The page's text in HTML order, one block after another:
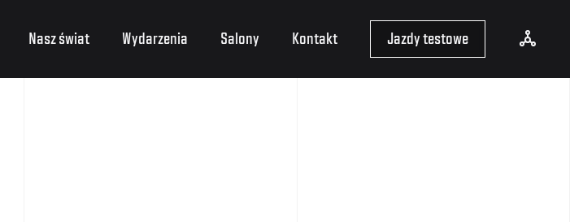
Nasz świat Wydarzenia Salony Kontakt Jazdy testowe